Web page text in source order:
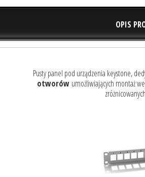
OPIS
Pusty panel pod urządzenia keystone,
otworów umożliwiających montaż